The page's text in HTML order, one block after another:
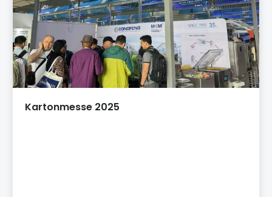
Kartonmesse 2025